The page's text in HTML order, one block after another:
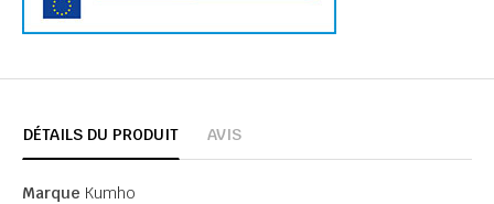
DÉTAILS DU PRODUIT AVIS
Marque Kumho